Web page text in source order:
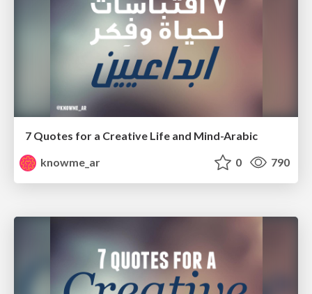
7 Quotes for a Creative Life and Mind-Arabic
knowme_ar
0 790